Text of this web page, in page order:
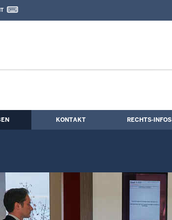
Kontaktformular
KONTAKT RECHTS-INFOS